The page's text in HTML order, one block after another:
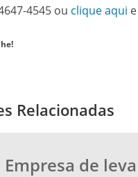
4545 ou clique aqui
Relacionadas
Empresa de